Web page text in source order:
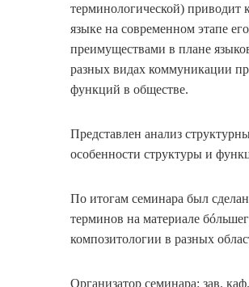
терминологической) приводит
языке на современном этапе
преимуществами в плане
разных видах коммуникации
функций в обществе.
Представлен анализ
особенности структуры и
По итогам семинара был
терминов на материале
композитологии в разных
Организатор семинара: зав.